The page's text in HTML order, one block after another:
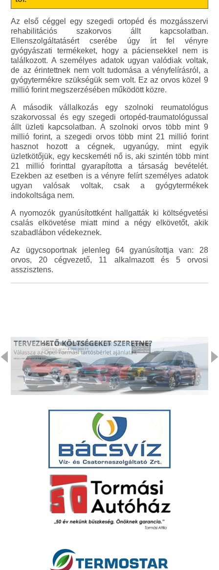
Az első céggel egy szegedi ortopéd és mozgásszervi
rehabilitációs szakorvos állt kapcsolatban.
Ellenszolgáltatásért cserébe úgy írt fel vényre
gyógyászati termékeket, hogy a páciensekkel nem is
találkozott. A személyes adatok ugyan valódiak voltak,
de az érintettnek nem volt tudomása a vényfelírásról, a
gyógytermékre szükségük sem volt. Ez az orvos közel 9
millió forint megszerzésében működött közre.
A második vállalkozás egy szolnoki reumatológus
szakorvossal és egy szegedi ortopéd-traumatológussal
állt üzleti kapcsolatban. A szolnoki orvos több mint 9
millió forint, a szegedi orvos több mint 21 millió forint
hasznot hozott a cégnek, ugyanúgy, mint egyik
üzletkötőjük, egy kecskeméti nő is, aki szintén több mint
21 millió forinttal gyarapította a társaság bevételét.
Ezekben az esetben is a vényre felírt személyes adatok
ugyan valósak voltak, csak a gyógytermékek
indokoltsága nem.
A nyomozók gyanúsítottként hallgatták ki költségvetési
csalás elkövetése miatt mind a négy elkövetőt, akik
szabadlábon védekeznek.
Az ügycsoportnak jelenleg 64 gyanúsítottja van: 28
orvos, 20 cégvezető, 11 alkalmazott és 5 orvosi
asszisztens.